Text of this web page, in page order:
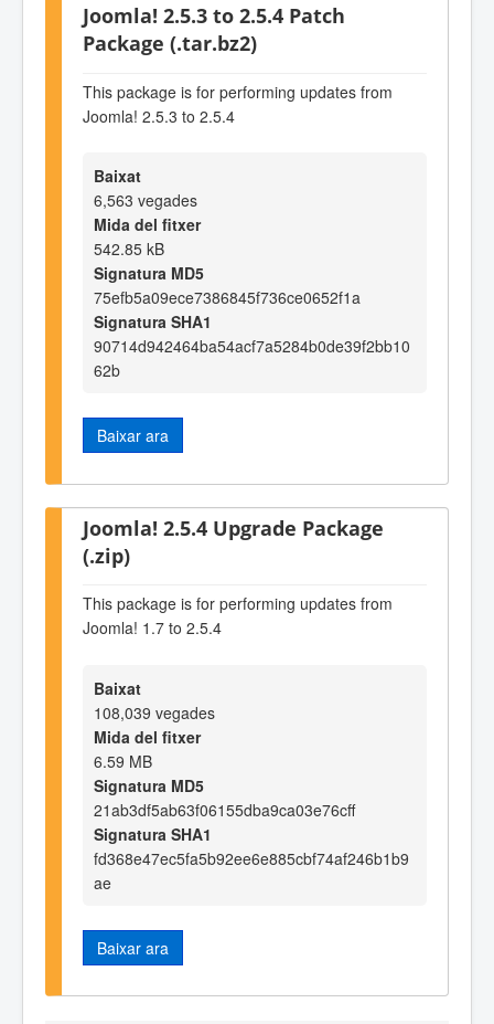
Joomla! 2.5.3 to 2.5.4 Patch
Package (.tar.bz2)
This package is for performing updates from
Joomla! 2.5.3 to 2.5.4
Baixat
6,563 vegades
Mida del fitxer
542.85 kB
Signatura MD5
75efb5a09ece7386845f736ce0652f1a
Signatura SHA1
90714d942464ba54acf7a5284b0de39f2bb10
62b
Baixar ara
Joomla! 2.5.4 Upgrade Package
(.zip)
This package is for performing updates from
Joomla! 1.7 to 2.5.4
Baixat
108,039 vegades
Mida del fitxer
6.59 MB
Signatura MD5
21ab3df5ab63f06155dba9ca03e76cff
Signatura SHA1
fd368e47ec5fa5b92ee6e885cbf74af246b1b9
ae
Baixar ara